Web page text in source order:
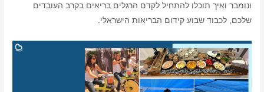
ונומבר ואיך תוכלו להתחיל לקדם הרגלים בריאים בקרב העובדים
שלכם, לכבוד שבוע קידום הבריאות הישראלי.